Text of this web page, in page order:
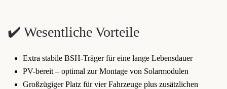
✔️ Wesentliche Vorteile
Extra stabile BSH-Träger für eine lange Lebensdauer
PV-bereit – optimal zur Montage von Solarmodulen
Großzügiger Platz für vier Fahrzeuge plus zusätzlichen